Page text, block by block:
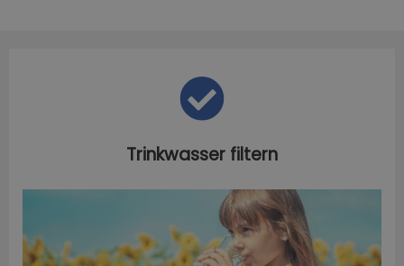
Trinkwasser filtern